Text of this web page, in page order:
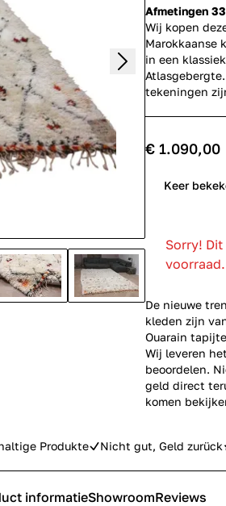
Afmetingen
Wij kopen
Marokkaanse
in een
tekeningen
€ 1.090,00
Keer
Sorry!
voorraad.
De nieuwe
kleden zijn
Ouarain
Wij leveren
beoordelen.
geld direct
komen
Produkte Nicht gut, Geld zurück
informatieShowroomReviews